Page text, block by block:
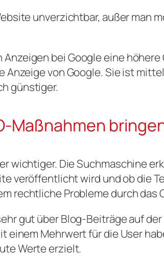
unverzichtbar, außer man
bei Google eine
Anzeige von Google. Sie ist
günstiger.
Maßnahmen
wichtiger. Die Suchmaschine
veröffentlicht wird und ob die
rechtliche Probleme durch das
gut über Blog-Beiträge auf
einem Mehrwert für die User
Werte erzielt.